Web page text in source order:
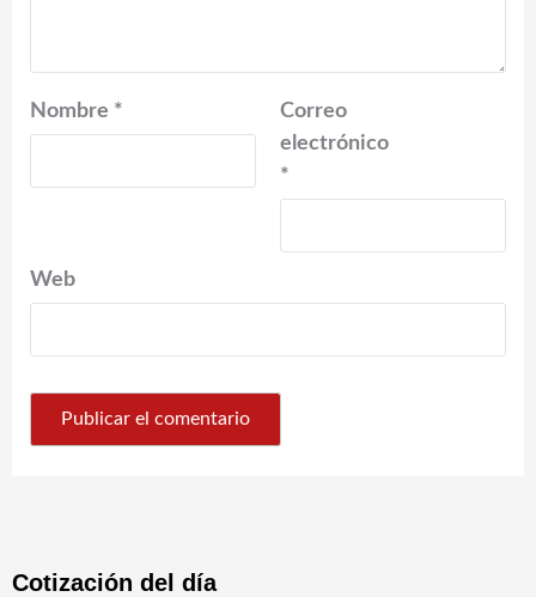
Nombre *
Correo
electrónico
*
Web
Cotización del día